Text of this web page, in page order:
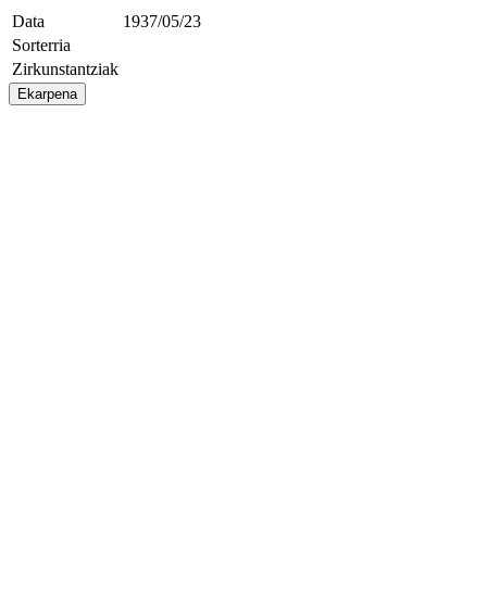
Data
1937/05/23
Sorterria
Zirkunstantziak